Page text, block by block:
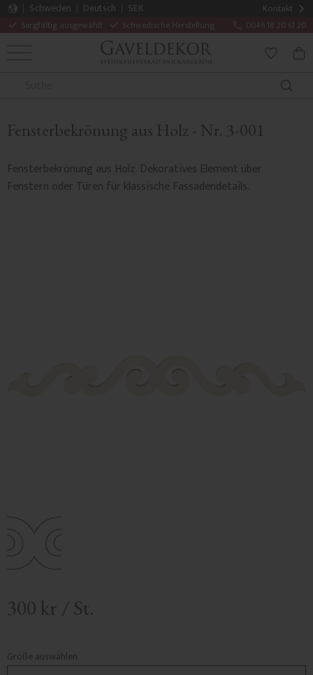
Kontakt
Sorgfältig ausgewählt Schwedische Herstellung 0046 18 20 61 20
Schweden Deutsch
SEK
MENÜ
Fensterbekrönung aus Holz - Nr. 3-001
Fensterbekrönung aus Holz. Dekoratives Element über
Fenstern oder Türen für klassische Fassadendetails.
300 kr / St.
Größe auswählen